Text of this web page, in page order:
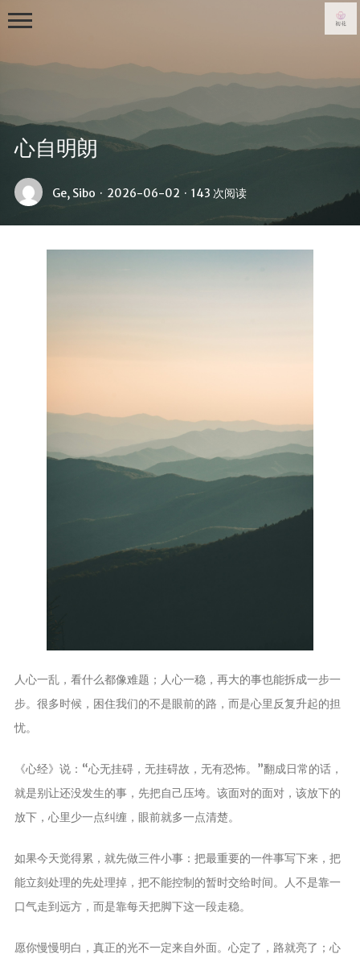
心自明朗
Ge, Sibo · 2026-06-02 · 143 次阅读
人心一乱，看什么都像难题；人心一稳，再大的事也能拆成一步一
步。很多时候，困住我们的不是眼前的路，而是心里反复升起的担
忧。
《心经》说：“心无挂碍，无挂碍故，无有恐怖。”翻成日常的话，
就是别让还没发生的事，先把自己压垮。该面对的面对，该放下的
放下，心里少一点纠缠，眼前就多一点清楚。
如果今天觉得累，就先做三件小事：把最重要的一件事写下来，把
能立刻处理的先处理掉，把不能控制的暂时交给时间。人不是靠一
口气走到远方，而是靠每天把脚下这一段走稳。
愿你慢慢明白，真正的光不一定来自外面。心定了，路就亮了；心
首页